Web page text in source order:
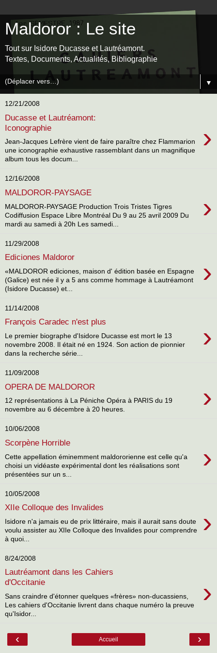
Maldoror : Le site
Tout sur Isidore Ducasse et Lautréamont.
Textes, Documents, Actualités, Bibliographie
▼
12/21/2008
Ducasse et Lautréamont:
Iconographie
›
Jean-Jacques Lefrère vient de faire paraître chez Flammarion
une iconographie exhaustive rassemblant dans un magnifique
album tous les docum...
12/16/2008
MALDOROR-PAYSAGE ›
MALDOROR-PAYSAGE Production Trois Tristes Tigres
Codiffusion Espace Libre Montréal Du 9 au 25 avril 2009 Du
mardi au samedi à 20h Les samedi...
11/29/2008
Ediciones Maldoror ›
«MALDOROR ediciones, maison d' édition basée en Espagne
(Galice) est née il y a 5 ans comme hommage à Lautréamont
(Isidore Ducasse) et...
11/14/2008
François Caradec n'est plus ›
Le premier biographe d'Isidore Ducasse est mort le 13
novembre 2008. Il était né en 1924. Son action de pionnier
dans la recherche série...
11/09/2008
OPERA DE MALDOROR ›
12 représentations à La Péniche Opéra à PARIS du 19
novembre au 6 décembre à 20 heures.
10/06/2008
Scorpène Horrible ›
Cette appellation éminemment maldororienne est celle qu'a
choisi un vidéaste expérimental dont les réalisations sont
présentées sur un s...
10/05/2008
XIIe Colloque des Invalides ›
Isidore n'a jamais eu de prix littéraire, mais il aurait sans doute
voulu assister au XIIe Colloque des Invalides pour comprendre
à quoi...
8/24/2008
Lautréamont dans les Cahiers
d'Occitanie
›
Sans craindre d'étonner quelques «frères» non-ducassiens,
Les cahiers d'Occitanie livrent dans chaque numéro la preuve
qu'Isidor...
‹ ›
Accueil